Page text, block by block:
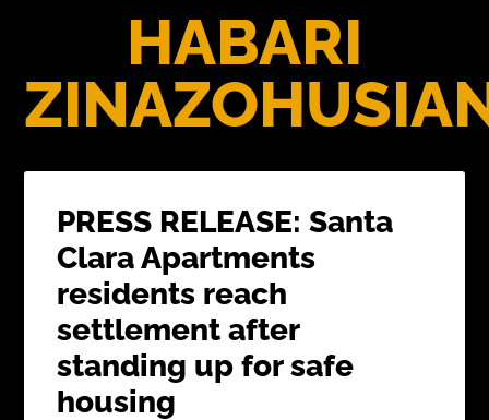
HABARI
PRESS RELEASE: Santa
Clara Apartments
residents reach
settlement after
standing up for safe
housing